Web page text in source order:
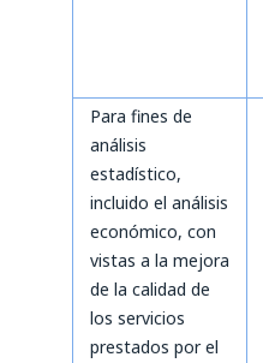
Para fines de
análisis
estadístico,
incluido el análisis
económico, con
vistas a la mejora
de la calidad de
los servicios
prestados por el